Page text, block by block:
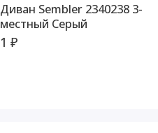
Диван Sembler 2340238 3-
местный Серый
1 ₽